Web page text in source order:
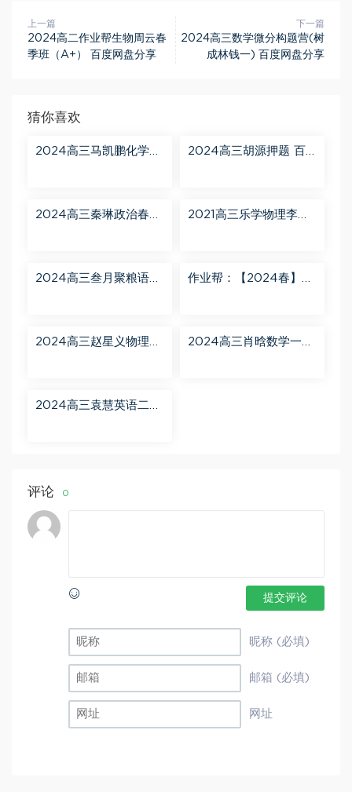
上一篇
2024高二作业帮生物周云春
季班（A+） 百度网盘分享
下一篇
2024高三数学微分构题营(树
成林钱一) 百度网盘分享
猜你喜欢
2024高三马凯鹏化学一
2024高三胡源押题 百
2024高三秦琳政治春季
2021高三乐学物理李玮
2024高三叁月聚粮语文
作业帮：【2024春】高
2024高三赵星义物理二
2024高三肖晗数学一轮
2024高三袁慧英语二轮
评论 0
提交评论
昵称 (必填)
邮箱 (必填)
网址